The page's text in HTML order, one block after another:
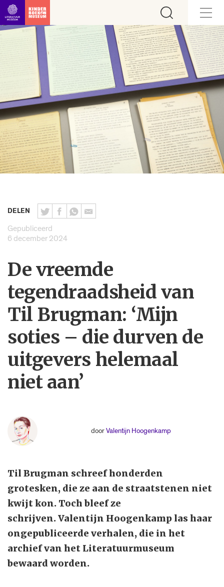
Ga direct naar inhoud
DELEN
Gepubliceerd
6 december 2024
De vreemde
tegendraadsheid van
Til Brugman: ‘Mijn
soties – die durven de
uitgevers helemaal
niet aan’
doorValentijn Hoogenkamp
Til Brugman schreef honderden
grotesken, die ze aan de straatstenen niet
kwijt kon. Toch bleef ze
schrijven. Valentijn Hoogenkamp las haar
ongepubliceerde verhalen, die in het
archief van het Literatuurmuseum
bewaard worden.